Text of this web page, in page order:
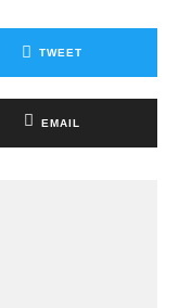
TWEET
EMAIL